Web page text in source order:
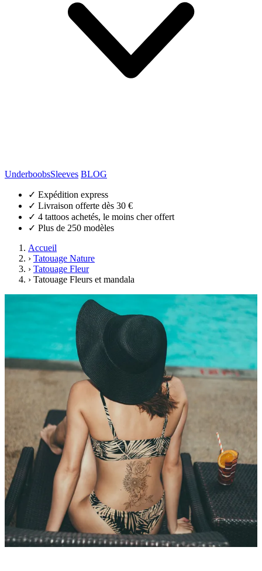
UnderboobsSleeves BLOG
✓ Expédition express
✓ Livraison offerte dès 30 €
✓ 4 tattoos achetés, le moins cher offert
✓ Plus de 250 modèles
Accueil
› Tatouage Nature
› Tatouage Fleur
› Tatouage Fleurs et mandala